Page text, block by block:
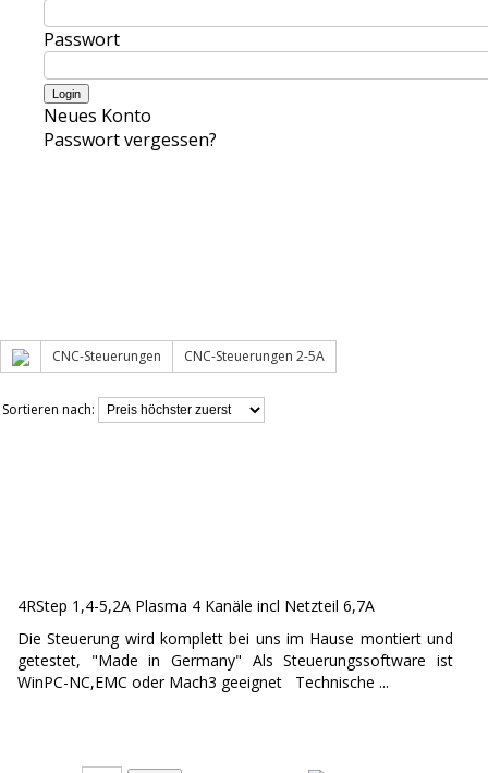
Passwort
Neues Konto
Passwort vergessen?
CNC-Steuerungen CNC-Steuerungen 2-5A
Sortieren nach:
4RStep 1,4-5,2A Plasma 4 Kanäle incl Netzteil 6,7A
Die Steuerung wird komplett bei uns im Hause montiert und
getestet, "Made in Germany" Als Steuerungssoftware ist
WinPC-NC,EMC oder Mach3 geeignet Technische ...